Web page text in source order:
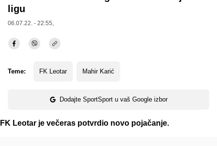
ligu
06.07.22. - 22:55,
Teme: FK Leotar Mahir Karić
Dodajte SportSport u vaš Google izbor
FK Leotar je večeras potvrdio novo pojačanje.